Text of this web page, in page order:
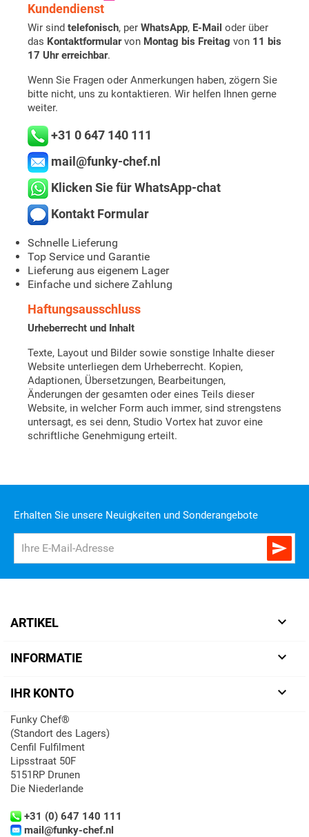
Kundendienst
Wir sind telefonisch, per WhatsApp, E-Mail oder über
das Kontaktformularvon Montag bis Freitag von 11 bis
17 Uhr erreichbar.
Wenn Sie Fragen oder Anmerkungen haben, zögern Sie
bitte nicht, uns zu kontaktieren. Wir helfen Ihnen gerne
weiter.
+31 0 647 140 111
mail@funky-chef.nl
Klicken Sie für WhatsApp-chat
Kontakt Formular
Schnelle Lieferung
Top Service und Garantie
Lieferung aus eigenem Lager
Einfache und sichere Zahlung
Haftungsausschluss
Urheberrecht und Inhalt
Texte, Layout und Bilder sowie sonstige Inhalte dieser
Website unterliegen dem Urheberrecht. Kopien,
Adaptionen, Übersetzungen, Bearbeitungen,
Änderungen der gesamten oder eines Teils dieser
Website, in welcher Form auch immer, sind strengstens
untersagt, es sei denn, Studio Vortex hat zuvor eine
schriftliche Genehmigung erteilt.
Erhalten Sie unsere Neuigkeiten und Sonderangebote

ARTIKEL 
INFORMATIE 
IHR KONTO 
Funky Chef®
(Standort des Lagers)
Cenfil Fulfilment
Lipsstraat 50F
5151RP Drunen
Die Niederlande
+31 (0) 647 140 111
mail@funky-chef.nl